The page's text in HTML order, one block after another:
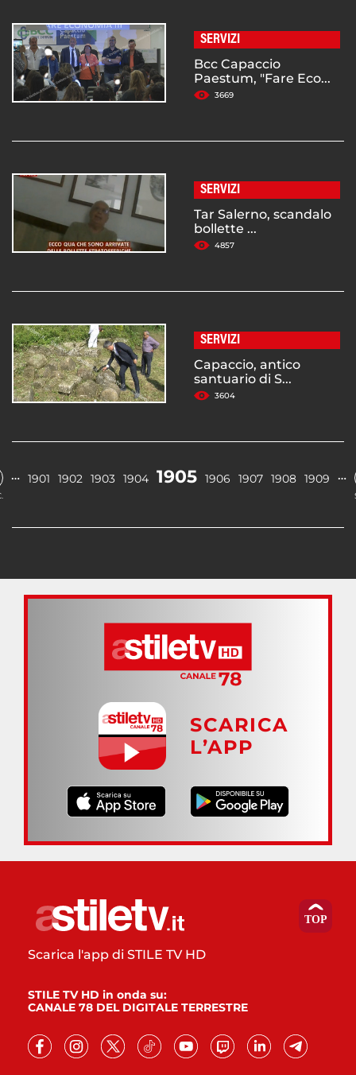
SERVIZI
Bcc Capaccio
Paestum, "Fare Eco...
3669
SERVIZI
Tar Salerno, scandalo
bollette ...
4857
SERVIZI
Capaccio, antico
santuario di S...
3604
… 1901 1902 1903 1904 1905 1906 1907 1908 1909 …
SCARICA
L’APP
Scarica l'app di STILE TV HD
STILE TV HD in onda su:
CANALE 78 DEL DIGITALE TERRESTRE